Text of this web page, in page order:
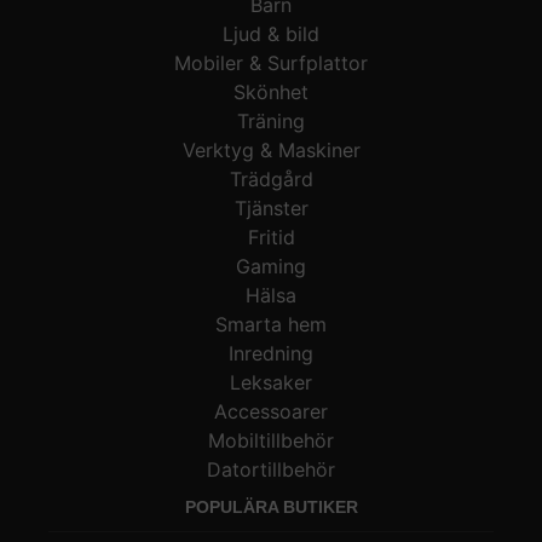
Barn
Ljud & bild
Mobiler & Surfplattor
Skönhet
Träning
Verktyg & Maskiner
Trädgård
Tjänster
Fritid
Gaming
Hälsa
Smarta hem
Inredning
Leksaker
Accessoarer
Mobiltillbehör
Datortillbehör
POPULÄRA BUTIKER